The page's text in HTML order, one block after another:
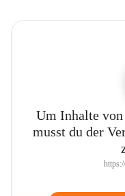
Um Inhalte von
musst du der